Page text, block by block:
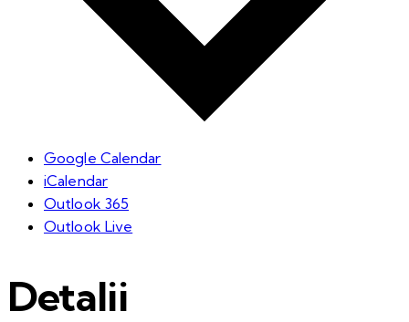
Google Calendar
iCalendar
Outlook 365
Outlook Live
Detalii